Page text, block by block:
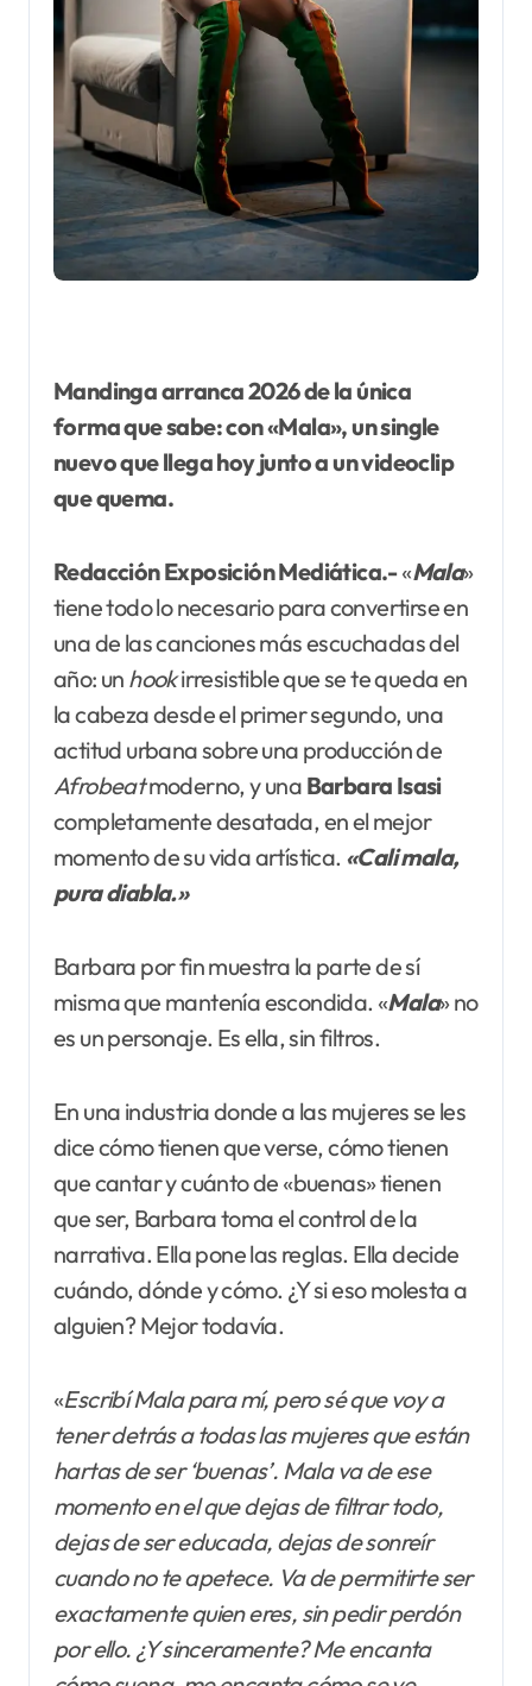
Mandinga arranca 2026 de la única
forma que sabe: con «Mala», un single
nuevo que llega hoy junto a un videoclip
que quema.
Redacción Exposición Mediática.-«Mala»
tiene todo lo necesario para convertirse en
una de las canciones más escuchadas del
año: un hookirresistible que se te queda en
la cabeza desde el primer segundo, una
actitud urbana sobre una producción de
Afrobeatmoderno, y una Barbara Isasi
completamente desatada, en el mejor
momento de su vida artística. «Calimala,
pura diabla.»
Barbara por fin muestra la parte de sí
misma que mantenía escondida. «Mala» no
es un personaje. Es ella, sin filtros.
En una industria donde a las mujeres se les
dice cómo tienen que verse, cómo tienen
que cantar y cuánto de «buenas» tienen
que ser, Barbara toma el control de la
narrativa. Ella pone las reglas. Ella decide
cuándo, dónde y cómo. ¿Y si eso molesta a
alguien? Mejor todavía.
«Escribí Mala para mí, pero sé que voy a
tener detrás a todas las mujeres que están
hartas de ser ‘buenas’. Mala va de ese
momento en el que dejas de filtrar todo,
dejas de ser educada, dejas de sonreír
cuando no te apetece. Va de permitirte ser
exactamente quien eres, sin pedir perdón
por ello. ¿Y sinceramente? Me encanta